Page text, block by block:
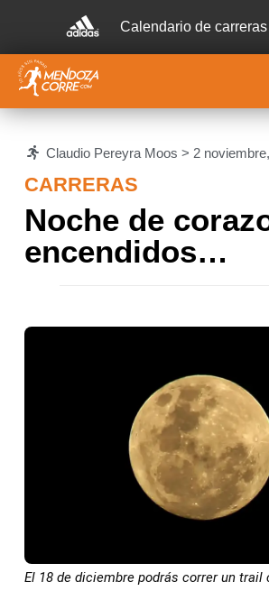
Calendario de carreras
Claudio Pereyra Moos > 2
CARRERAS
Noche de
encendidos…
El 18 de diciembre podrás correr un trail